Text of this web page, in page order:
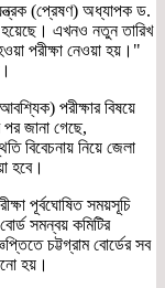
(প্রেষণ) অধ্যাপক ড.
হয়েছে। এখনও নতুন তারিখ
পরীক্ষা নেওয়া হয়।"
পরীক্ষার বিষয়ে
জানা গেছে,
বিবেচনায় নিয়ে জেলা
হবে।
পূর্বঘোষিত সময়সূচি
সমন্বয় কমিটির
চট্টগ্রাম বোর্ডের সব
হয়।